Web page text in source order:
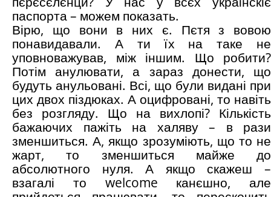
паспорта – можем показать.
Вірю, що вони в них є. Пєтя з вовою
понавидавали. А ти їх на таке не
уповноважував, між іншим. Що робити?
Потім анулювати, а зараз донести, що
будуть анульовані. Всі, що були видані при
цих двох піздюках. А оцифровані, то навіть
без розгляду. Що на вихлопі? Кількість
бажаючих пажіть на халяву – в рази
зменшиться. А, якщо зрозуміють, що то не
жарт, то зменшиться майже до
абсолютного нуля. А якщо скажеш –
взагалі то welcome канєшно, але